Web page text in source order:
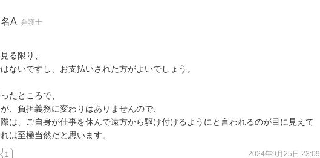
A 弁護士
る限り、
ないですし、お支払いされた方がよいでしょう。
たところで、
、負担義務に変わりはありませんので、
は、ご自身が仕事を休んで遠方から駆け付けるようにと言われるのが目に見えて
は至極当然だと思います。
1 2024年9月25日 23:09